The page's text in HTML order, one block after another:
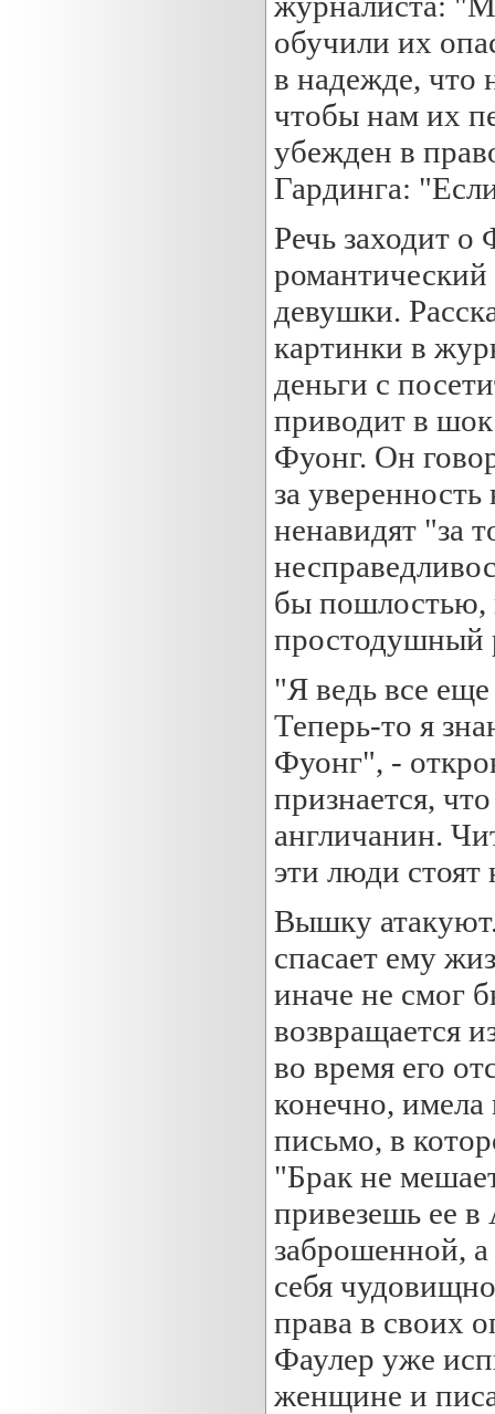
обучили их
в надежде, что
чтобы нам их
убежден в
Гардинга:
Речь заходит о
романтический
девушки.
картинки в
деньги с
приводит в
Фуонг. Он
за
ненавидят "за
бы пошлостью,
простодушный
"Я ведь все
Теперь-то я
Фуонг", -
признается,
англичанин.
эти люди стоят
Вышку
спасает ему
иначе не смог
возвращается
во время его
конечно,
письмо, в
"Брак не
привезешь ее
заброшенной, а
себя
права в своих
Фаулер уже
женщине и